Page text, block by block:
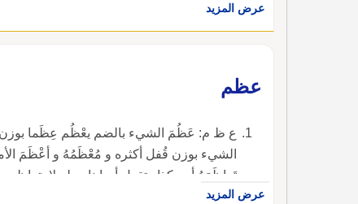
عرض المزيد
عظم
ع ظ م: عَظُمَ الشيء بالضم يعْظُم عِظَما
الشيء بوزن قُفل أكثره و مُعْظَمُهُ و أعْظَمَ
تَعاظَمَهُ أمر كذا وتقول أصابنا مطر لا
الظاء النازلة الشديدة و العَظَمَةُ بفتحتينعرض المزيد